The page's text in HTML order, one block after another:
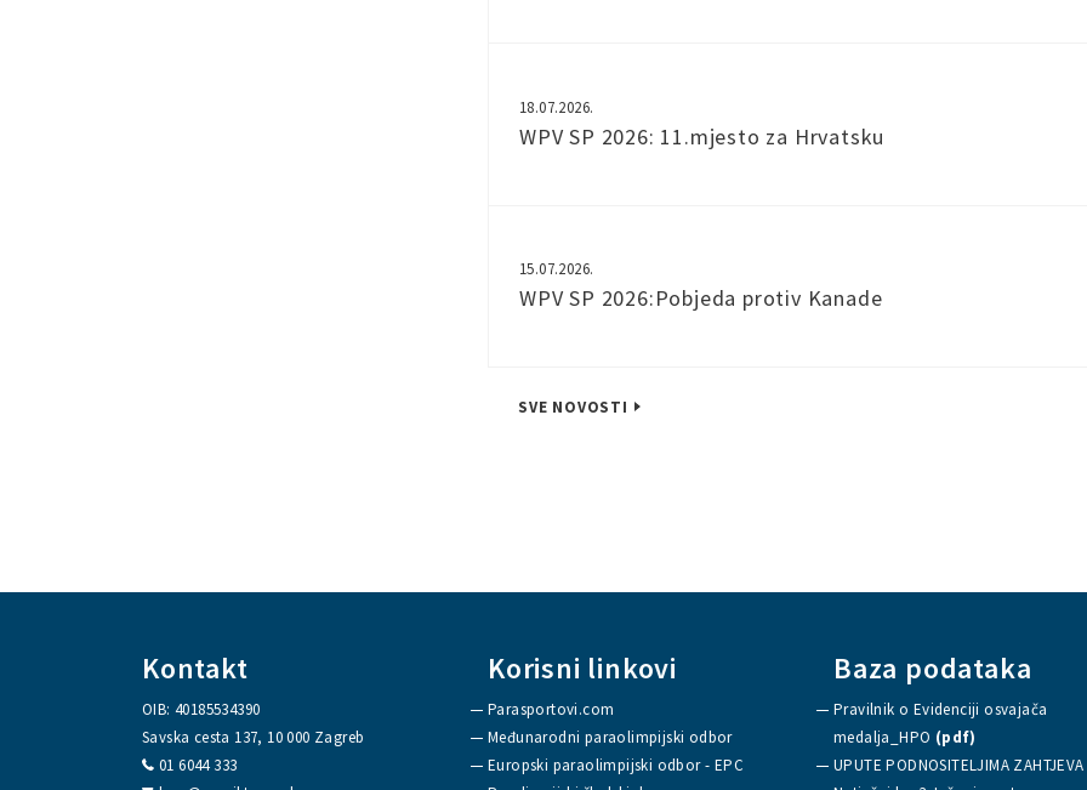
18.07.2026.
WPV SP 2026: 11.mjesto za Hrvatsku
15.07.2026.
WPV SP 2026:Pobjeda protiv Kanade
SVE NOVOSTI
Kontakt
OIB: 40185534390
Savska cesta 137, 10 000 Zagreb
01 6044 333
Korisni linkovi
Parasportovi.com
Međunarodni paraolimpijski odbor
Europski paraolimpijski odbor - EPC
Baza podataka
Pravilnik o Evidenciji osvajača
medalja_HPO (pdf)
UPUTE PODNOSITELJIMA ZAHTJEVA